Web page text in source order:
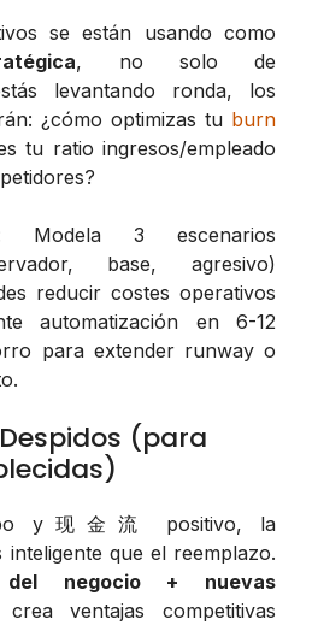
se están usando como
, no solo de
levantando ronda, los
¿cómo optimizas tu burn
tu ratio ingresos/empleado
Modela 3 escenarios
base, agresivo)
reducir costes operativos
automatización en 6-12
para extender runway o
(para
y现金流 positivo, la
que el reemplazo.
del negocio + nuevas
crea ventajas competitivas